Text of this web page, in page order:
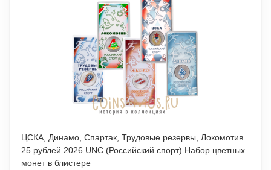
ЦСКА, Динамо, Спартак, Трудовые резервы, Локомотив
25 рублей 2026 UNC (Российский спорт) Набор цветных
монет в блистере